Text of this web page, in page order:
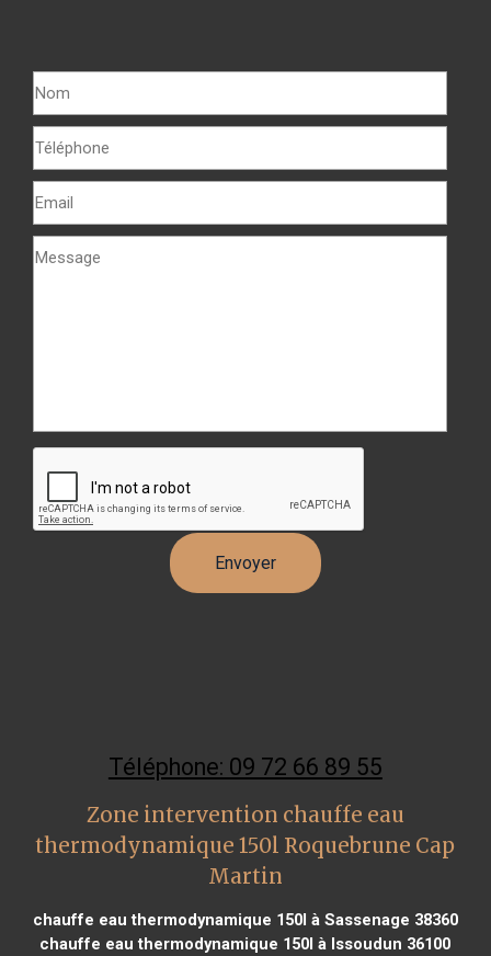
Téléphone: 09 72 66 89 55
Zone intervention chauffe eau
thermodynamique 150l Roquebrune Cap
Martin
chauffe eau thermodynamique 150l à Sassenage 38360
chauffe eau thermodynamique 150l à Issoudun 36100